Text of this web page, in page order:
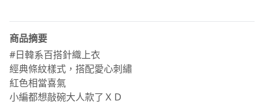
商品摘要
#日韓系百搭針織上衣
經典條紋樣式，搭配愛心刺繡
紅色相當喜氣
小編都想敲碗大人款了ＸＤ